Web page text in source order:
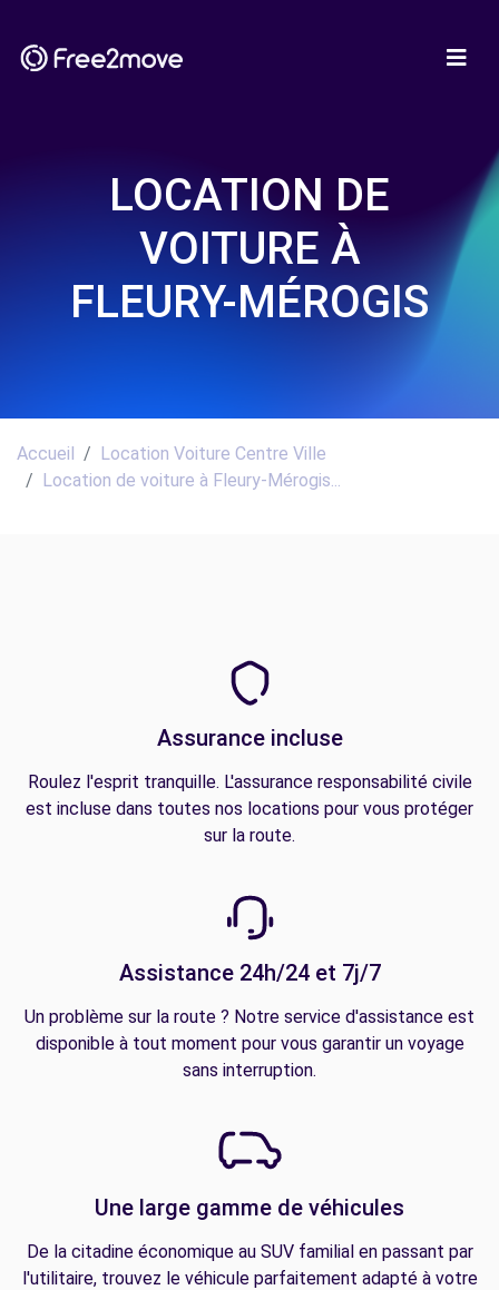
LOCATION DE
VOITURE À
FLEURY-MÉROGIS
Accueil
Location Voiture Centre Ville
Location de voiture à Fleury-Mérogis...
Assurance incluse
Roulez l'esprit tranquille. L'assurance responsabilité civile
est incluse dans toutes nos locations pour vous protéger
sur la route.
Assistance 24h/24 et 7j/7
Un problème sur la route ? Notre service d'assistance est
disponible à tout moment pour vous garantir un voyage
sans interruption.
Une large gamme de véhicules
De la citadine économique au SUV familial en passant par
l'utilitaire, trouvez le véhicule parfaitement adapté à votre